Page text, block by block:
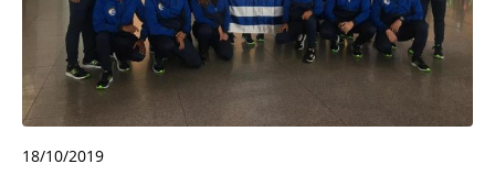
18/10/2019